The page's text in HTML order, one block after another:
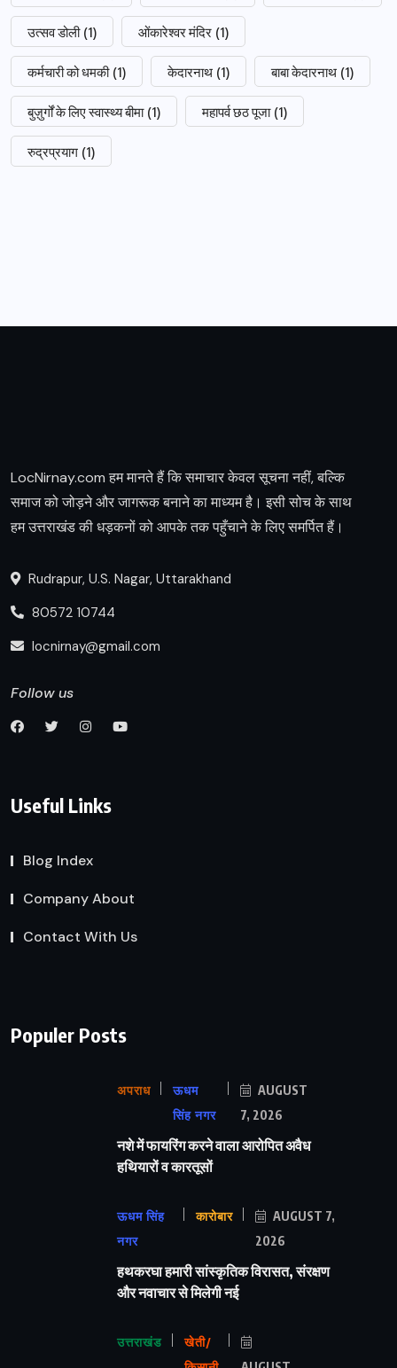
उत्सव डोली (1) ओंकारेश्वर मंदिर (1)
कर्मचारी को धमकी (1) केदारनाथ (1) बाबा केदारनाथ (1)
बुज़ुर्गों के लिए स्वास्थ्य बीमा (1) महापर्व छठ पूजा (1)
रुद्रप्रयाग (1)
LocNirnay.com हम मानते हैं कि समाचार केवल सूचना नहीं, बल्कि
समाज को जोड़ने और जागरूक बनाने का माध्यम है। इसी सोच के साथ
हम उत्तराखंड की धड़कनों को आपके तक पहुँचाने के लिए समर्पित हैं।
Rudrapur, U.S. Nagar, Uttarakhand
80572 10744
locnirnay@gmail.com
Follow us
Useful Links
Blog Index
Company About
Contact With Us
Populer Posts
अपराध
ऊधम
सिंह नगर
AUGUST
7, 2026
नशे में फायरिंग करने वाला आरोपित अवैध
हथियारों व कारतूसों
ऊधम सिंह
नगर
कारोबार
AUGUST 7,
2026
हथकरघा हमारी सांस्कृतिक विरासत, संरक्षण
और नवाचार से मिलेगी नई
उत्तराखंड
खेती/